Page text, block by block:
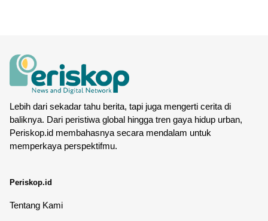
Lebih dari sekadar tahu berita, tapi juga mengerti cerita di
baliknya. Dari peristiwa global hingga tren gaya hidup urban,
Periskop.id membahasnya secara mendalam untuk
memperkaya perspektifmu.
Periskop.id
Tentang Kami